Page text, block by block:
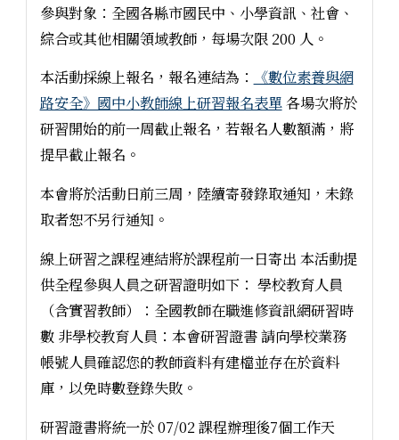
參與對象：全國各縣市國民中、小學資訊、社會、
綜合或其他相關領域教師，每場次限 200 人。
本活動採線上報名，報名連結為：
《數位素養與網
路安全》國中小教師線上研習報名表單各場次將於
研習開始的前一周截止報名，若報名人數額滿，將
提早截止報名。
本會將於活動日前三周，陸續寄發錄取通知，未錄
取者恕不另行通知。
線上研習之課程連結將於課程前一日寄出 本活動提
供全程參與人員之研習證明如下： 學校教育人員
（含實習教師）：全國教師在職進修資訊網研習時
數 非學校教育人員：本會研習證書 請向學校業務
帳號人員確認您的教師資料有建檔並存在於資料
庫，以免時數登錄失敗。
研習證書將統一於 07/02 課程辦理後7個工作天